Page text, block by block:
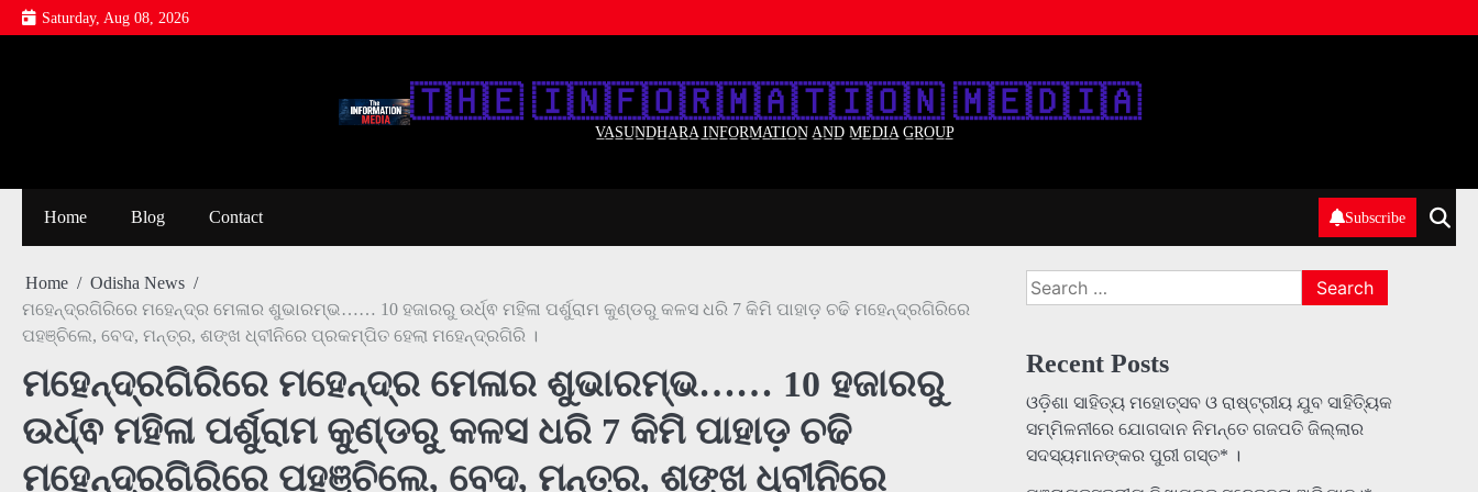
Skip
to
Saturday, Aug 08, 2026
🇹‌🇭‌🇪‌ 🇮‌🇳‌🇫‌🇴‌🇷‌🇲‌🇦‌🇹‌🇮‌🇴‌🇳‌ 🇲‌🇪‌🇩‌🇮‌🇦‌
V̲A̲S̲U̲N̲D̲H̲A̲R̲A̲ I̲N̲F̲O̲R̲M̲A̲T̲I̲O̲N̲ A̲N̲D̲ M̲E̲D̲I̲A̲ G̲R̲O̲U̲P̲
Home Blog Contact Subscribe
Home
Odisha News
ମହେନ୍ଦ୍ରଗିରିରେ ମହେନ୍ଦ୍ର ମେଳାର ଶୁଭାରମ୍ଭ…… 10 ହଜାରରୁ ଉର୍ଧ୍ଵ ମହିଳା ପର୍ଶୁରାମ କୁଣ୍ଡରୁ କଳସ ଧରି 7 କିମି ପାହାଡ଼ ଚଢି ମହେନ୍ଦ୍ରଗିରିରେ
ପହଞ୍ଚିଲେ, ବେଦ, ମନ୍ତ୍ର, ଶଙ୍ଖ ଧ୍ବୀନିରେ ପ୍ରକମ୍ପିତ ହେଲା ମହେନ୍ଦ୍ରଗିରି ।
ମହେନ୍ଦ୍ରଗିରିରେ ମହେନ୍ଦ୍ର ମେଳାର ଶୁଭାରମ୍ଭ…… 10 ହଜାରରୁ
ଉର୍ଧ୍ଵ ମହିଳା ପର୍ଶୁରାମ କୁଣ୍ଡରୁ କଳସ ଧରି 7 କିମି ପାହାଡ଼ ଚଢି
ମହେନ୍ଦ୍ରଗିରିରେ ପହଞ୍ଚିଲେ, ବେଦ, ମନ୍ତ୍ର, ଶଙ୍ଖ ଧ୍ବୀନିରେ
Search
for:
Recent Posts
ଓଡ଼ିଶା ସାହିତ୍ୟ ମହୋତ୍ସବ ଓ ରାଷ୍ଟ୍ରୀୟ ଯୁବ ସାହିତ୍ୟିକ
ସମ୍ମିଳନୀରେ ଯୋଗଦାନ ନିମନ୍ତେ ଗଜପତି ଜିଲ୍ଲାର
ସଦସ୍ୟମାନଙ୍କର ପୁରୀ ଗସ୍ତ* ।